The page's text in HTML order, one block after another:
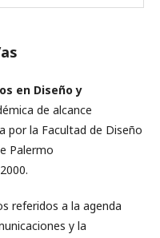
en Diseño y
de alcance
por la Facultad de Diseño
Palermo
referidos a la agenda
y la